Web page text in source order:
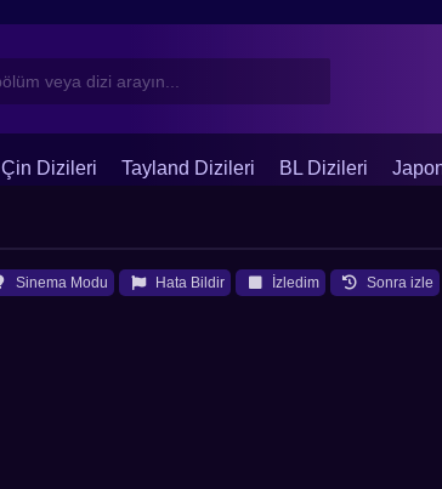
Çin Dizileri Tayland Dizileri BL Dizileri
Sonra izle
İzledim
Hata Bildir
Sinema Modu